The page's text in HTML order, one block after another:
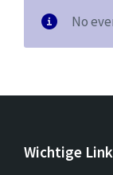
No
Wichtige